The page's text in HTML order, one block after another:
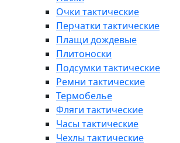
Очки тактические
Перчатки тактические
Плащи дождевые
Плитоноски
Подсумки тактические
Ремни тактические
Термобелье
Фляги тактические
Часы тактические
Чехлы тактические